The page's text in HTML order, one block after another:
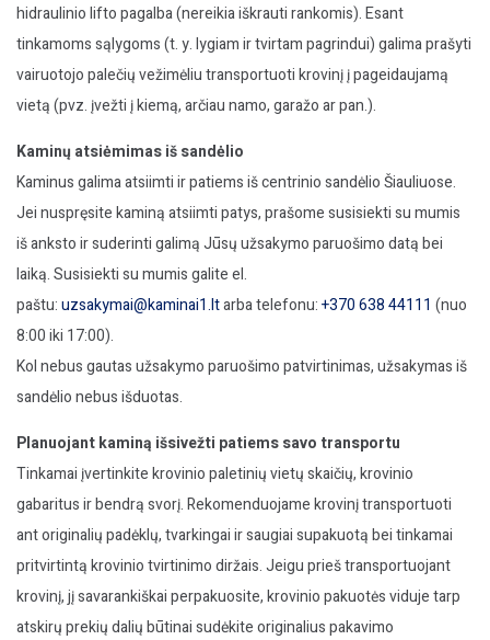
hidraulinio lifto pagalba (nereikia iškrauti rankomis). Esant
tinkamoms sąlygoms (t. y. lygiam ir tvirtam pagrindui) galima prašyti
vairuotojo palečių vežimėliu transportuoti krovinį į pageidaujamą
vietą (pvz. įvežti į kiemą, arčiau namo, garažo ar pan.).
Kaminų atsiėmimas iš sandėlio
Kaminus galima atsiimti ir patiems iš centrinio sandėlio Šiauliuose.
Jei nuspręsite kaminą atsiimti patys, prašome susisiekti su mumis
iš anksto ir suderinti galimą Jūsų užsakymo paruošimo datą bei
laiką. Susisiekti su mumis galite el.
paštu:uzsakymai@kaminai1.ltarba telefonu:+370 638 44111 (nuo
8:00 iki 17:00).
Kol nebus gautas užsakymo paruošimo patvirtinimas, užsakymas iš
sandėlio nebus išduotas.
Planuojant kaminą išsivežti patiems savo transportu
Tinkamai įvertinkite krovinio paletinių vietų skaičių, krovinio
gabaritus ir bendrą svorį. Rekomenduojame krovinį transportuoti
ant originalių padėklų, tvarkingai ir saugiai supakuotą bei tinkamai
pritvirtintą krovinio tvirtinimo diržais. Jeigu prieš transportuojant
krovinį, jį savarankiškai perpakuosite, krovinio pakuotės viduje tarp
atskirų prekių dalių būtinai sudėkite originalius pakavimo